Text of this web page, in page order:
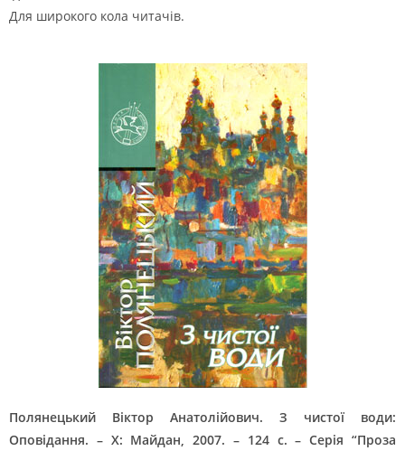
Для широкого кола читачів.
Полянецький Віктор Анатолійович. З чистої води:
Оповідання. – Х: Майдан, 2007. – 124 с. – Серія “Проза